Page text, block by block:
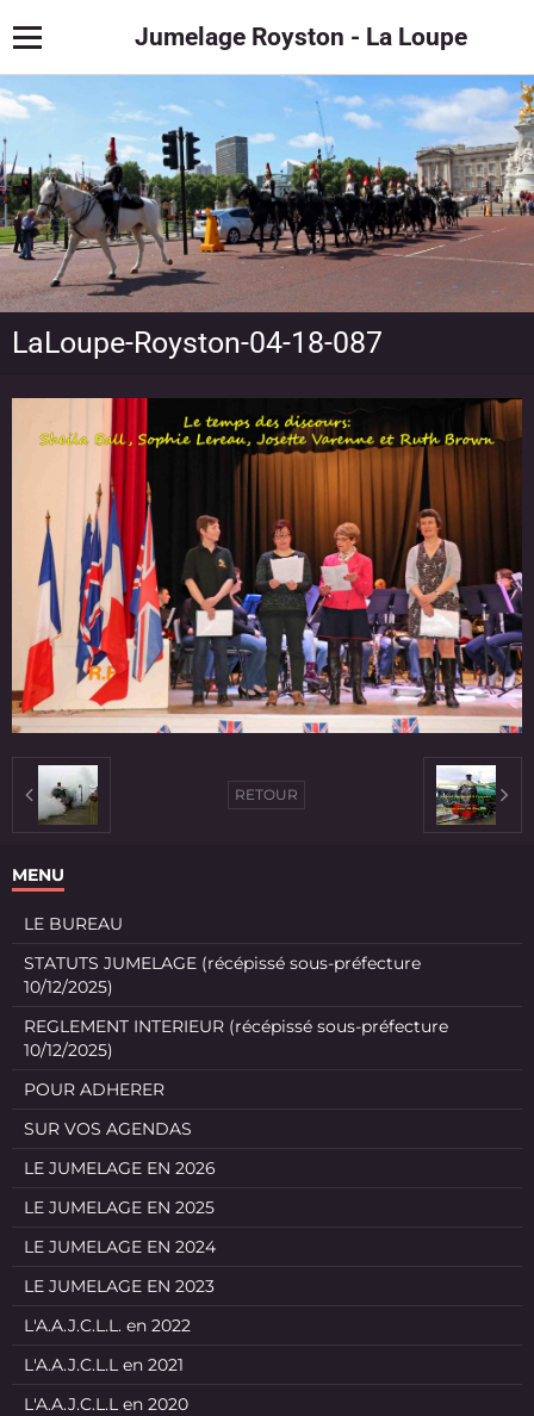
Jumelage Royston - La Loupe
LaLoupe-Royston-04-18-087
RETOUR
MENU
LE BUREAU
STATUTS JUMELAGE (récépissé sous-préfecture
10/12/2025)
REGLEMENT INTERIEUR (récépissé sous-préfecture
10/12/2025)
POUR ADHERER
SUR VOS AGENDAS
LE JUMELAGE EN 2026
LE JUMELAGE EN 2025
LE JUMELAGE EN 2024
LE JUMELAGE EN 2023
L'A.A.J.C.L.L. en 2022
L'A.A.J.C.L.L en 2021
L'A.A.J.C.L.L en 2020